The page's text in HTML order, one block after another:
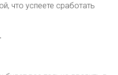
что успеете сработать